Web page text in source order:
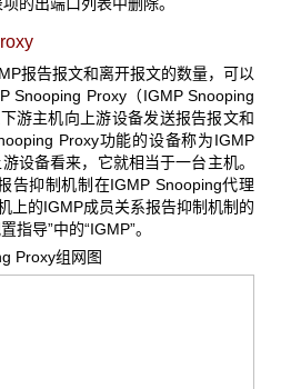
的出端口列表中删除。
报告报文和离开报文的数量，可以
Snooping Proxy（IGMP Snooping
游主机向上游设备发送报告报文和
Proxy功能的设备称为IGMP
设备看来，它就相当于一台主机。
告抑制机制在IGMP Snooping代理
上的IGMP成员关系报告抑制机制的
指导”中的“IGMP”。
Proxy组网图